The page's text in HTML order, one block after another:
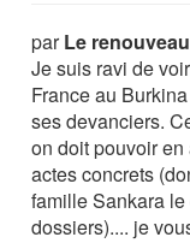
parLe renouveau
Je suis ravi de
France au
ses devanciers.
on doit pouvoir
actes concrets
famille Sankara
dossiers).... je